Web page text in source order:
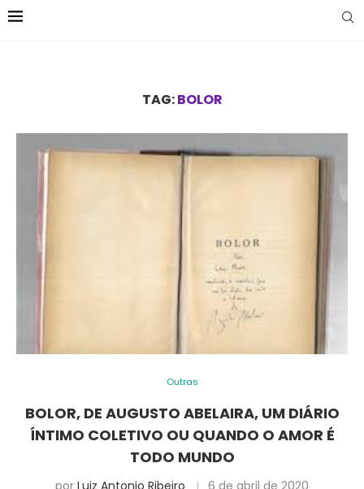
TAG:BOLOR
Outras
BOLOR, DE AUGUSTO ABELAIRA, UM DIÁRIO
ÍNTIMO COLETIVO OU QUANDO O AMOR É
TODO MUNDO
por Luiz Antonio Ribeiro 6 de abril de 2020